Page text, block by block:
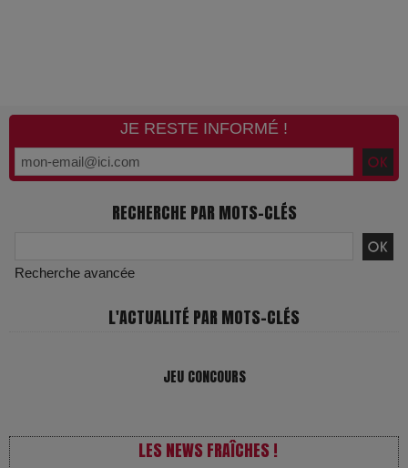
JE RESTE INFORMÉ !
RECHERCHE PAR MOTS-CLÉS
Recherche avancée
L'ACTUALITÉ PAR MOTS-CLÉS
JEU CONCOURS
LES NEWS FRAÎCHES !